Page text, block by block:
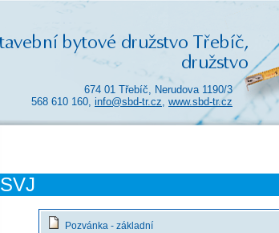
674 01 Třebíč, Nerudova 1190/3
568 610 160, info@sbd-tr.cz, www.sbd-tr.cz
SVJ
Pozvánka - základní